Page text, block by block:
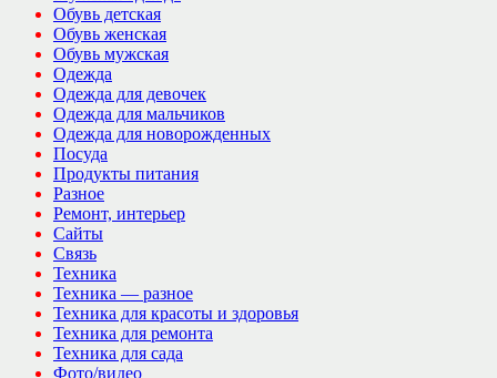
Обувь детская
Обувь женская
Обувь мужская
Одежда
Одежда для девочек
Одежда для мальчиков
Одежда для новорожденных
Посуда
Продукты питания
Разное
Ремонт, интерьер
Сайты
Связь
Техника
Техника — разное
Техника для красоты и здоровья
Техника для ремонта
Техника для сада
Фото/видео